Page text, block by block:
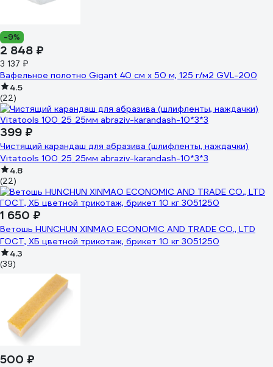
-9%
2 848 ₽
3 137 ₽
Вафельное полотно Gigant 40 см х 50 м, 125 г/м2 GVL-200
4.5
(22)
399 ₽
Чистящий карандаш для абразива (шлифленты, наждачки)
Vitatools 100_25_25мм abraziv-karandash-10*3*3
4.8
(22)
1 650 ₽
Ветошь HUNCHUN XINMAO ECONOMIC AND TRADE CO., LTD
ГОСТ, ХБ цветной трикотаж, брикет 10 кг 3051250
4.3
(39)
500 ₽